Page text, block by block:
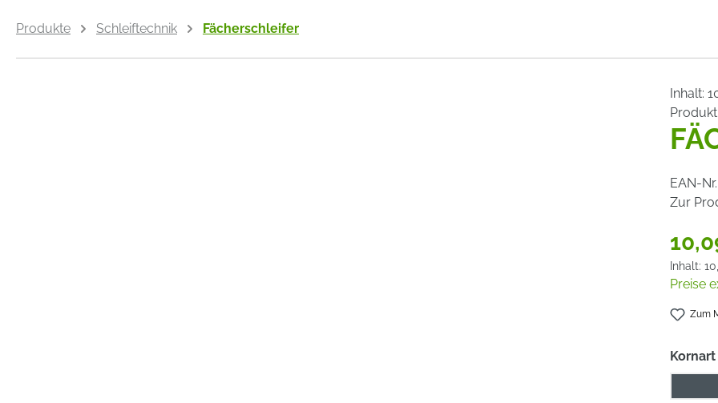
Produkte Schleiftechnik Fächerschleifer
Inhalt:
EAN-Nr.:
Zur
Inhalt:
Preise
Zum
Kornart